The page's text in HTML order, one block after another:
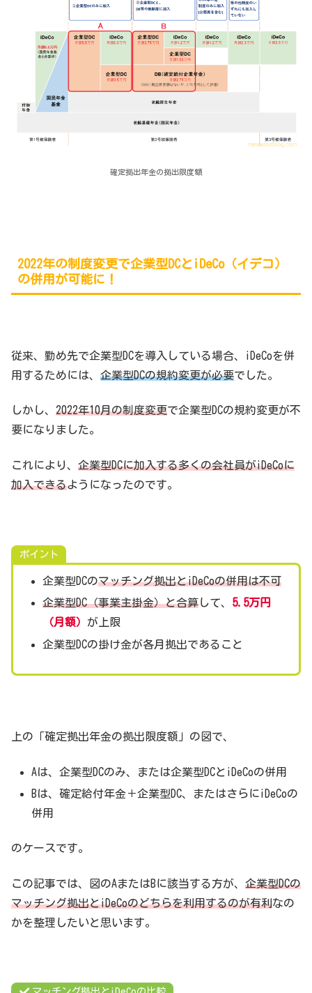
確定拠出年金の拠出限度額
2022年の制度変更で企業型DCとiDeCo（イデコ）
の併用が可能に！
従来、勤め先で企業型DCを導入している場合、iDeCoを併
用するためには、 企業型DCの規約変更が必要でした。
しかし、 2022年10月の制度変更で企業型DCの規約変更が不
要になりました。
これにより、 企業型DCに加入する多くの会社員がiDeCoに
加入できるようになったのです。
ポイント
企業型DCのマッチング拠出とiDeCoの併用は不可
企業型DC（事業主掛金）と合算して、 5.5万円
（月額） が上限
企業型DCの掛け金が各月拠出であること
上の「確定拠出年金の拠出限度額」の図で、
Aは、企業型DCのみ、または企業型DCとiDeCoの併用
Bは、確定給付年金＋企業型DC、またはさらにiDeCoの
併用
のケースです。
この記事では、図のAまたはBに該当する方が、 企業型DCの
マッチング拠出とiDeCoのどちらを利用するのが有利なの
かを整理したいと思います。